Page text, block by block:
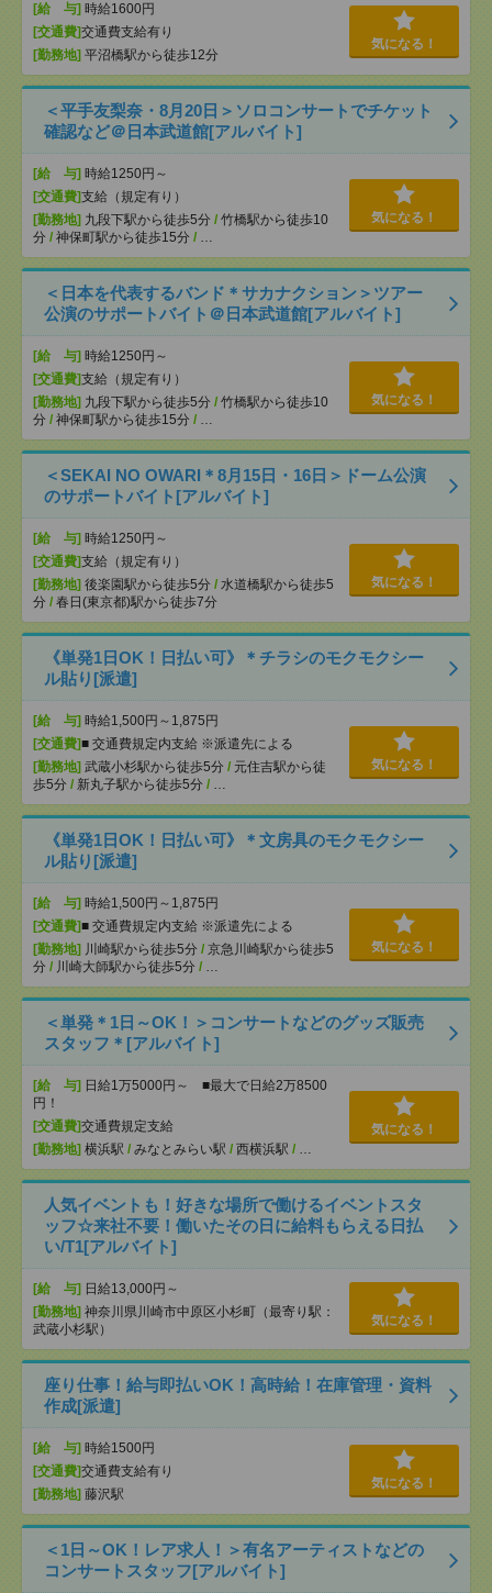
[給 与] 時給1600円
[交通費]交通費支給有り
[勤務地] 平沼橋駅から徒歩12分
気になる！
＜平手友梨奈・8月20日＞ソロコンサートでチケット
確認など＠日本武道館[アルバイト]
[給 与] 時給1250円～
[交通費]支給（規定有り）
[勤務地] 九段下駅から徒歩5分 / 竹橋駅から徒歩10
分 / 神保町駅から徒歩15分 / …
気になる！
＜日本を代表するバンド＊サカナクション＞ツアー
公演のサポートバイト＠日本武道館[アルバイト]
[給 与] 時給1250円～
[交通費]支給（規定有り）
[勤務地] 九段下駅から徒歩5分 / 竹橋駅から徒歩10
分 / 神保町駅から徒歩15分 / …
気になる！
＜SEKAI NO OWARI＊8月15日・16日＞ドーム公演
のサポートバイト[アルバイト]
[給 与] 時給1250円～
[交通費]支給（規定有り）
[勤務地] 後楽園駅から徒歩5分 / 水道橋駅から徒歩5
分 / 春日(東京都)駅から徒歩7分
気になる！
《単発1日OK！日払い可》＊チラシのモクモクシー
ル貼り[派遣]
[給 与] 時給1,500円～1,875円
[交通費]■ 交通費規定内支給 ※派遣先による
[勤務地] 武蔵小杉駅から徒歩5分 / 元住吉駅から徒
歩5分 / 新丸子駅から徒歩5分 / …
気になる！
《単発1日OK！日払い可》＊文房具のモクモクシー
ル貼り[派遣]
[給 与] 時給1,500円～1,875円
[交通費]■ 交通費規定内支給 ※派遣先による
[勤務地] 川崎駅から徒歩5分 / 京急川崎駅から徒歩5
分 / 川崎大師駅から徒歩5分 / …
気になる！
＜単発＊1日～OK！＞コンサートなどのグッズ販売
スタッフ＊[アルバイト]
[給 与] 日給1万5000円～ ■最大で日給2万8500
円！
[交通費]交通費規定支給
[勤務地] 横浜駅 / みなとみらい駅 / 西横浜駅 / …
気になる！
人気イベントも！好きな場所で働けるイベントスタ
ッフ☆来社不要！働いたその日に給料もらえる日払
い/T1[アルバイト]
[給 与] 日給13,000円～
[勤務地] 神奈川県川崎市中原区小杉町（最寄り駅：
武蔵小杉駅）
気になる！
座り仕事！給与即払いOK！高時給！在庫管理・資料
作成[派遣]
[給 与] 時給1500円
[交通費]交通費支給有り
[勤務地] 藤沢駅
気になる！
＜1日～OK！レア求人！＞有名アーティストなどの
コンサートスタッフ[アルバイト]